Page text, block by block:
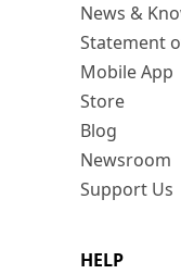
News &
Statement
Mobile App
Store
Blog
Newsroom
Support Us
HELP